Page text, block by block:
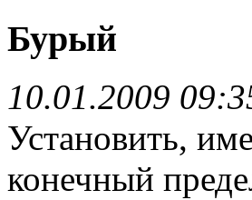
Бурый
10.01.2009
Установить,
конечный